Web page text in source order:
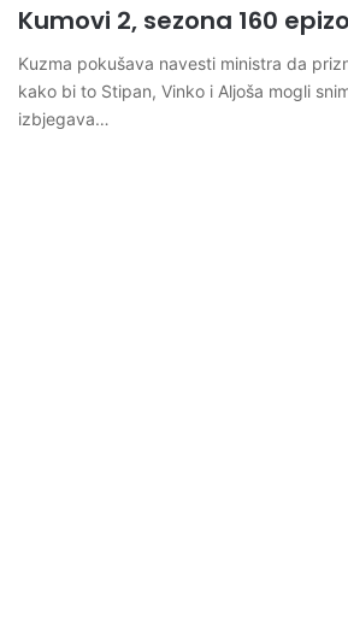
Kumovi 2, sezona 160
Kuzma pokušava navesti ministra da
kako bi to Stipan, Vinko i Aljoša mogli
izbjegava…